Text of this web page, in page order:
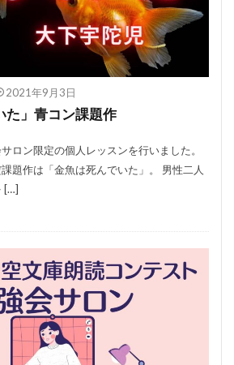
2021年9月3日
た」青コン課題作
ロン限定の個人レッスンを行いました。
題作は「金魚は死んでいた」。 男性二人
[…]